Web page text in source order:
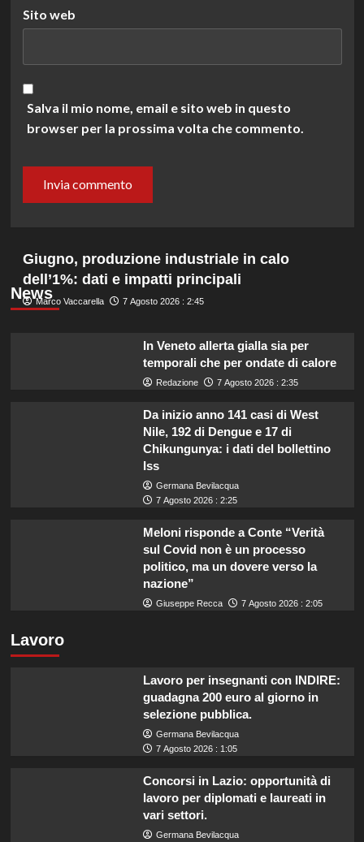
Sito web
Salva il mio nome, email e sito web in questo
browser per la prossima volta che commento.
News
Giugno, produzione industriale in calo
dell’1%: dati e impatti principali
Marco Vaccarella 7 Agosto 2026 : 2:45
In Veneto allerta gialla sia per
temporali che per ondate di calore
Redazione 7 Agosto 2026 : 2:35
Da inizio anno 141 casi di West
Nile, 192 di Dengue e 17 di
Chikungunya: i dati del bollettino
Iss
Germana Bevilacqua
7 Agosto 2026 : 2:25
Meloni risponde a Conte “Verità
sul Covid non è un processo
politico, ma un dovere verso la
nazione”
Giuseppe Recca 7 Agosto 2026 : 2:05
Lavoro
Lavoro per insegnanti con INDIRE:
guadagna 200 euro al giorno in
selezione pubblica.
Germana Bevilacqua
7 Agosto 2026 : 1:05
Concorsi in Lazio: opportunità di
lavoro per diplomati e laureati in
vari settori.
Germana Bevilacqua